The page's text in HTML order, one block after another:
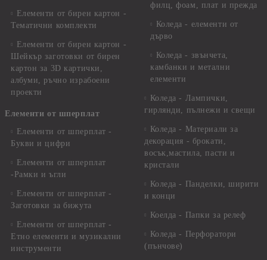
Елементи от бирен картон -
Тематични комплекти
Елементи от бирен картон -
Шейкър заготовки от бирен
картон за 3D картички,
албуми, ръчно израбоени
проекти
Елементи от шперплат
Елементи от шперплат -
Букви и цифри
Елементи от шперплат
-Рамки и ъгли
Елементи от шперплат -
Заготовки за бижута
Елементи от шперплат -
Етно елементи и музикални
инструменти
филц, фоам, плат и прежда
Коледа - елементи от
дърво
Коледа - звънчета,
камбанки и метални
елементи
Коледа - Лампички,
гирлянди, пълнежи и свещи
Коледа - Материали за
декорация - брокати,
восък,мастила, пасти и
кристали
Коледа - Панделки, ширити
и конци
Коелда - Папки за релеф
Коледа - Перфоратори
(пънчове)